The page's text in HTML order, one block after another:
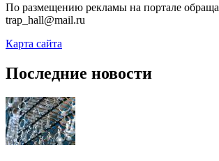
По размещению рекламы на портале
trap_hall@mail.ru
Карта сайта
Последние новости